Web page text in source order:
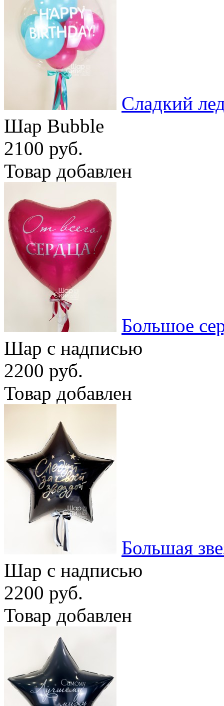
Сладкий
Шар Bubble
2100 руб.
Товар добавлен
Большое
Шар с надписью
2200 руб.
Товар добавлен
Большая
Шар с надписью
2200 руб.
Товар добавлен